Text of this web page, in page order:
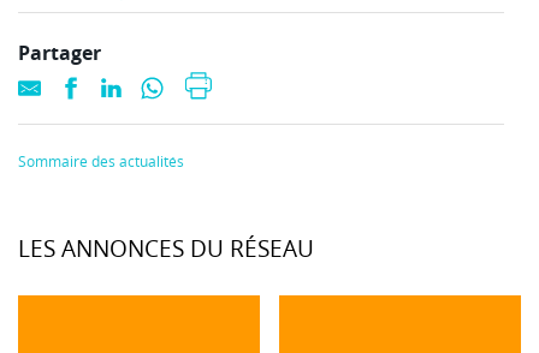
Partager
Sommaire des actualités
LES ANNONCES DU RÉSEAU